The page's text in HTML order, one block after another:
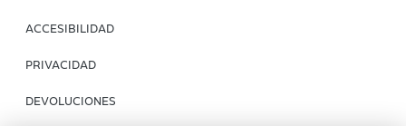
ACCESIBILIDAD
PRIVACIDAD
DEVOLUCIONES